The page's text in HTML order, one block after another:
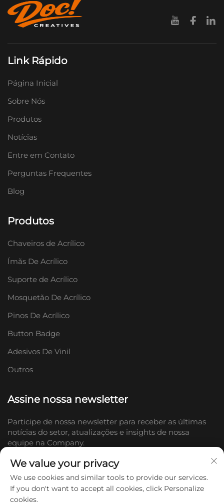
Link Rápido
Página Inicial
Sobre Nós
Produtos
Notícias
Entre em Contato
Perguntas Frequentes
Blog
Produtos
Chaveiros de Acrílico
Ímãs De Acrílico
Suporte de Acrílico
Mosquetão De Acrílico
Pinos De Acrílico
Button Badge
Adesivos De Vinil
Outros
Assine nossa newsletter
Participe de nossa newsletter para receber as últimas
notícias do setor, atualizações e insights de nossa
equipe na Company.
We value your privacy
We use cookies and similar tools to provide our services.
If you don't want to accept all cookies, click Personalize
cookies.